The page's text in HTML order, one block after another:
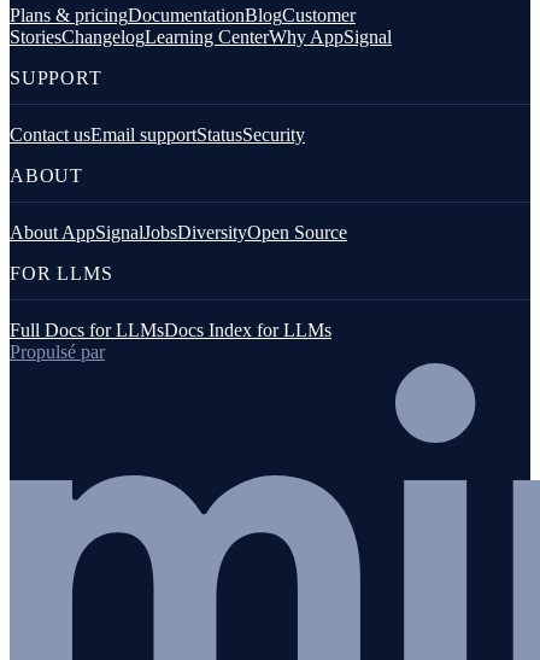
Plans & pricingDocumentationBlogCustomer
StoriesChangelogLearning CenterWhy AppSignal
SUPPORT
Contact usEmail supportStatusSecurity
ABOUT
About AppSignalJobsDiversityOpen Source
FOR LLMS
Full Docs for LLMsDocs Index for LLMs
Propulsé par